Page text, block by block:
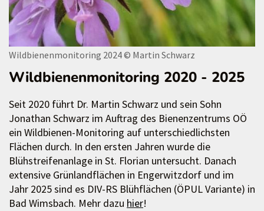
Wildbienenmonitoring 2024© Martin Schwarz
Wildbienenmonitoring 2020 - 2025
Seit 2020 führt Dr. Martin Schwarz und sein Sohn
Jonathan Schwarz im Auftrag des Bienenzentrums OÖ
ein Wildbienen-Monitoring auf unterschiedlichsten
Flächen durch. In den ersten Jahren wurde die
Blühstreifenanlage in St. Florian untersucht. Danach
extensive Grünlandflächen in Engerwitzdorf und im
Jahr 2025 sind es DIV-RS Blühflächen (ÖPUL Variante) in
Bad Wimsbach. Mehr dazu hier!